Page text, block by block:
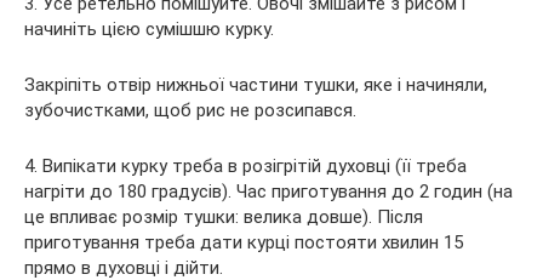
начиніть цією сумішшю курку.
Закріпіть отвір нижньої частини тушки, яке і начиняли,
зубочистками, щоб рис не розсипався.
4. Випікати курку треба в розігрітій духовці (її треба
нагріти до 180 градусів). Час приготування до 2 годин (на
це впливає розмір тушки: велика довше). Після
приготування треба дати курці постояти хвилин 15
прямо в духовці і дійти.